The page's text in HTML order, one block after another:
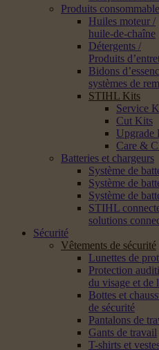
Produits
Huiles moteur /
huile-de-chaîne
Détergents /
Produits
Bidons
systèmes de
STIHL Kits
Service
Cut Kits
Upgrade
Care &
Batteries et chargeurs
Système de
Système de
Système de
STIHL
solutions
Sécurité
Vêtements de sécurité
Lunettes de
Protection
du visage et de
Bottes et
de sécurité
Pantalons de
Gants de travail
T-shirts et